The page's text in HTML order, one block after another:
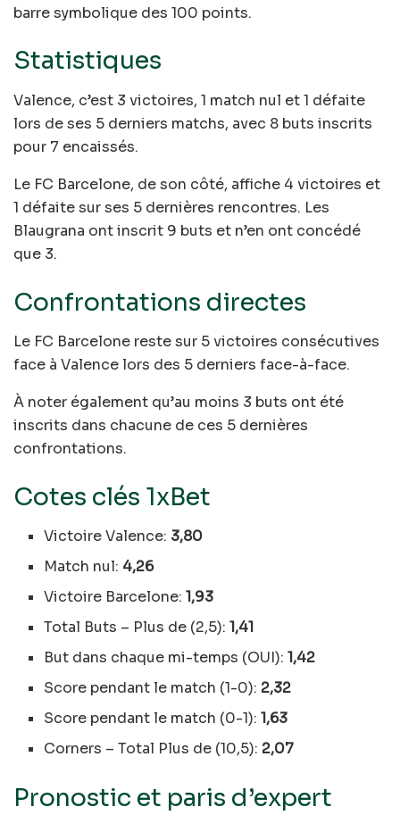
barre symbolique des 100 points.
Statistiques
Valence, c’est 3 victoires, 1 match nul et 1 défaite
lors de ses 5 derniers matchs, avec 8 buts inscrits
pour 7 encaissés.
Le FC Barcelone, de son côté, affiche 4 victoires et
1 défaite sur ses 5 dernières rencontres. Les
Blaugrana ont inscrit 9 buts et n’en ont concédé
que 3.
Confrontations directes
Le FC Barcelone reste sur 5 victoires consécutives
face à Valence lors des 5 derniers face-à-face.
À noter également qu’au moins 3 buts ont été
inscrits dans chacune de ces 5 dernières
confrontations.
Cotes clés 1xBet
Victoire Valence: 3,80
Match nul: 4,26
Victoire Barcelone:1,93
Total Buts – Plus de (2,5):1,41
But dans chaque mi-temps (OUI):1,42
Score pendant le match (1-0): 2,32
Score pendant le match (0-1):1,63
Corners – Total Plus de (10,5): 2,07
Pronostic et paris d’expert